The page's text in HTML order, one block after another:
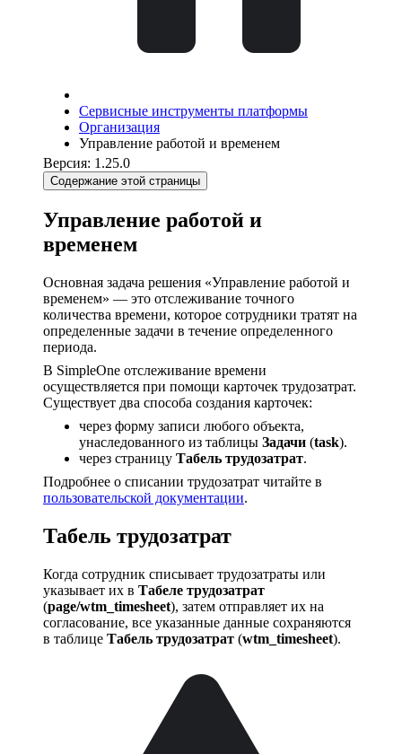
Сервисные инструменты платформы
Организация
Управление работой и временем
Версия: 1.25.0
Содержание этой страницы
Управление работой и
временем
Основная задача решения «Управление работой и
временем» — это отслеживание точного
количества времени, которое сотрудники тратят на
определенные задачи в течение определенного
периода.
В SimpleOne отслеживание времени
осуществляется при помощи карточек трудозатрат.
Существует два способа создания карточек:
через форму записи любого объекта,
унаследованного из таблицы Задачи (task).
через страницу Табель трудозатрат.
Подробнее о списании трудозатрат читайте в
пользовательской документации.
Табель трудозатрат
Когда сотрудник списывает трудозатраты или
указывает их в Табеле трудозатрат
(page/wtm_timesheet), затем отправляет их на
согласование, все указанные данные сохраняются
в таблице Табель трудозатрат (wtm_timesheet).